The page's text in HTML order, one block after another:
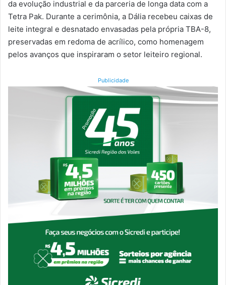
da evolução industrial e da parceria de longa data com a
Tetra Pak. Durante a cerimônia, a Dália recebeu caixas de
leite integral e desnatado envasadas pela própria TBA-8,
preservadas em redoma de acrílico, como homenagem
pelos avanços que inspiraram o setor leiteiro regional.
Publicidade